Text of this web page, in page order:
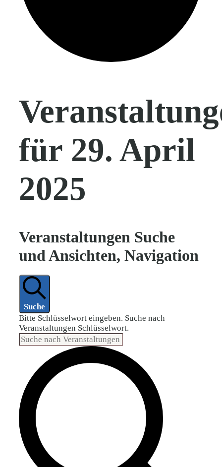
für 29. April
2025
Veranstaltungen Suche
und Ansichten, Navigation
Suche
Bitte Schlüsselwort eingeben. Suche nach
Veranstaltungen Schlüsselwort.